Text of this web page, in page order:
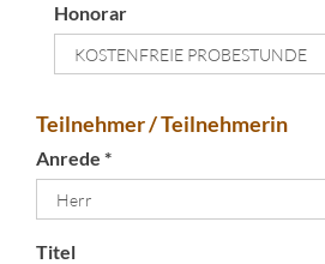
Honorar
Teilnehmer / Teilnehmerin
Anrede *
Titel